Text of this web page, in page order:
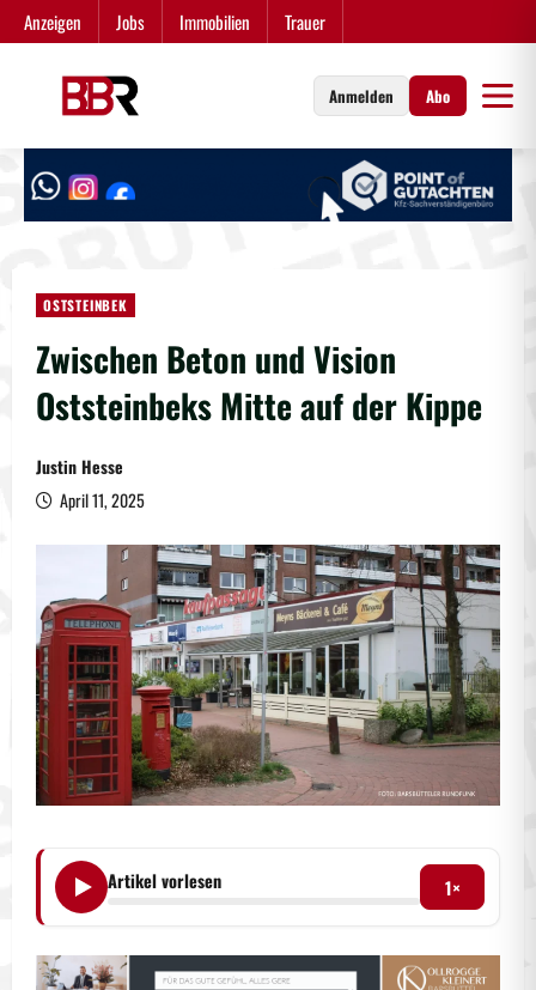
Zum
Inhalt
Anzeigen Jobs Immobilien Trauer
Anmelden Abo
OSTSTEINBEK
Zwischen Beton und Vision
Oststeinbeks Mitte auf der Kippe
Justin Hesse
April 11, 2025
Artikel vorlesen 1×